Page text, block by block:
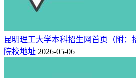
昆明理工大学本科招生网首页（附：
院校地址 2026-05-06